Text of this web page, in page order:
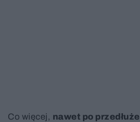
Co więcej, nawet po